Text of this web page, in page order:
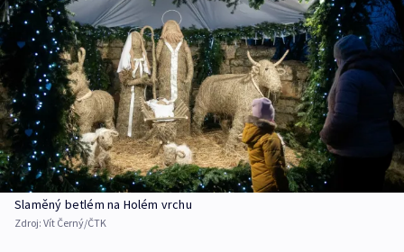
Slaměný betlém na Holém vrchu
Zdroj: Vít Černý/ČTK